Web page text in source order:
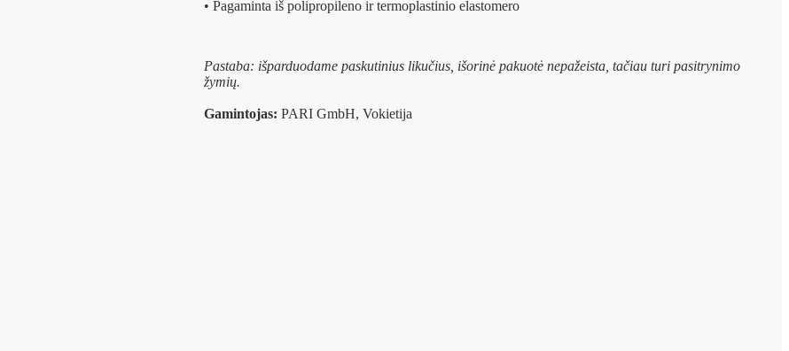
• Pagaminta iš polipropileno ir termoplastinio elastomero
Pastaba: išparduodame paskutinius likučius, išorinė pakuotė nepažeista, tačiau turi pasitrynimo
žymių.
Gamintojas: PARI GmbH, Vokietija